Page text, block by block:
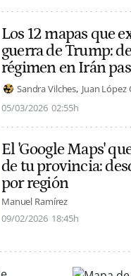
Los 12 mapas que
guerra de Trump:
régimen en Irán
Sandra Vilches Juan López
05/03/2026 02:55h
El 'Google Maps'
de tu provincia:
por región
Manuel Ramírez
09/02/2026 18:45h